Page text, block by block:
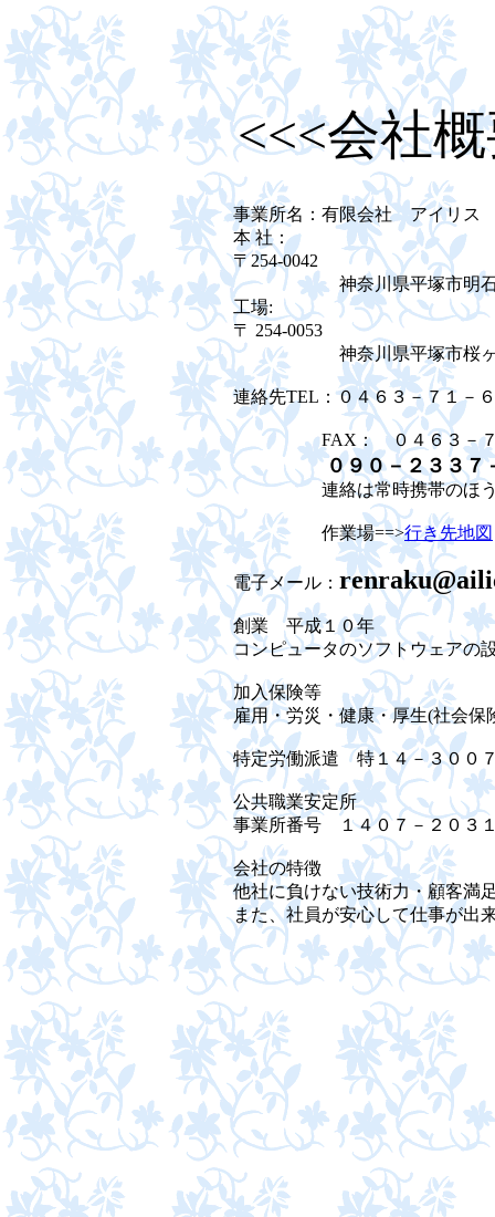
<<<会社
事業所名：有限会社 アイリス
本 社：
〒254-0042
神奈川県平塚市明石町24
工場:
〒 254-0053
神奈川県平塚市桜ヶ丘
連絡先TEL：０４６３－７１－
FAX： ０４６３－７１
０９０－２３３７
連絡は常時携帯のほうに
作業場==>行き先地図
電子メール：
創業 平成１０年
コンピュータのソフトウェアの
加入保険等
雇用・労災・健康・厚生(社会保
特定労働派遣 特１４－３００
公共職業安定所
事業所番号 １４０７－２０３
会社の特徴
他社に負けない技術力・顧客満
また、社員が安心して仕事が出